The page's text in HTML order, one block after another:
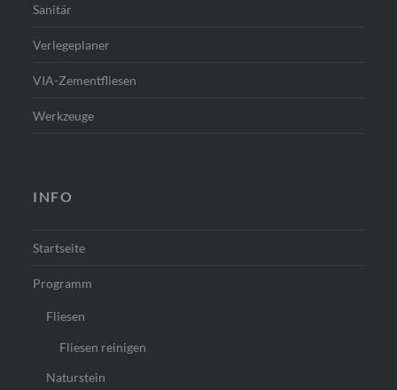
Sanitär
Verlegeplaner
VIA-Zementfliesen
Werkzeuge
INFO
Startseite
Programm
Fliesen
Fliesen reinigen
Naturstein